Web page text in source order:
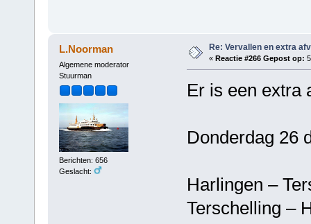
L.Noorman
Algemene moderator
Stuurman
Berichten: 656
Geslacht:
Re: Vervallen en extra
« Reactie #266 Gepost op:
Er is een extra
Donderdag 26
Harlingen –
Terschelling